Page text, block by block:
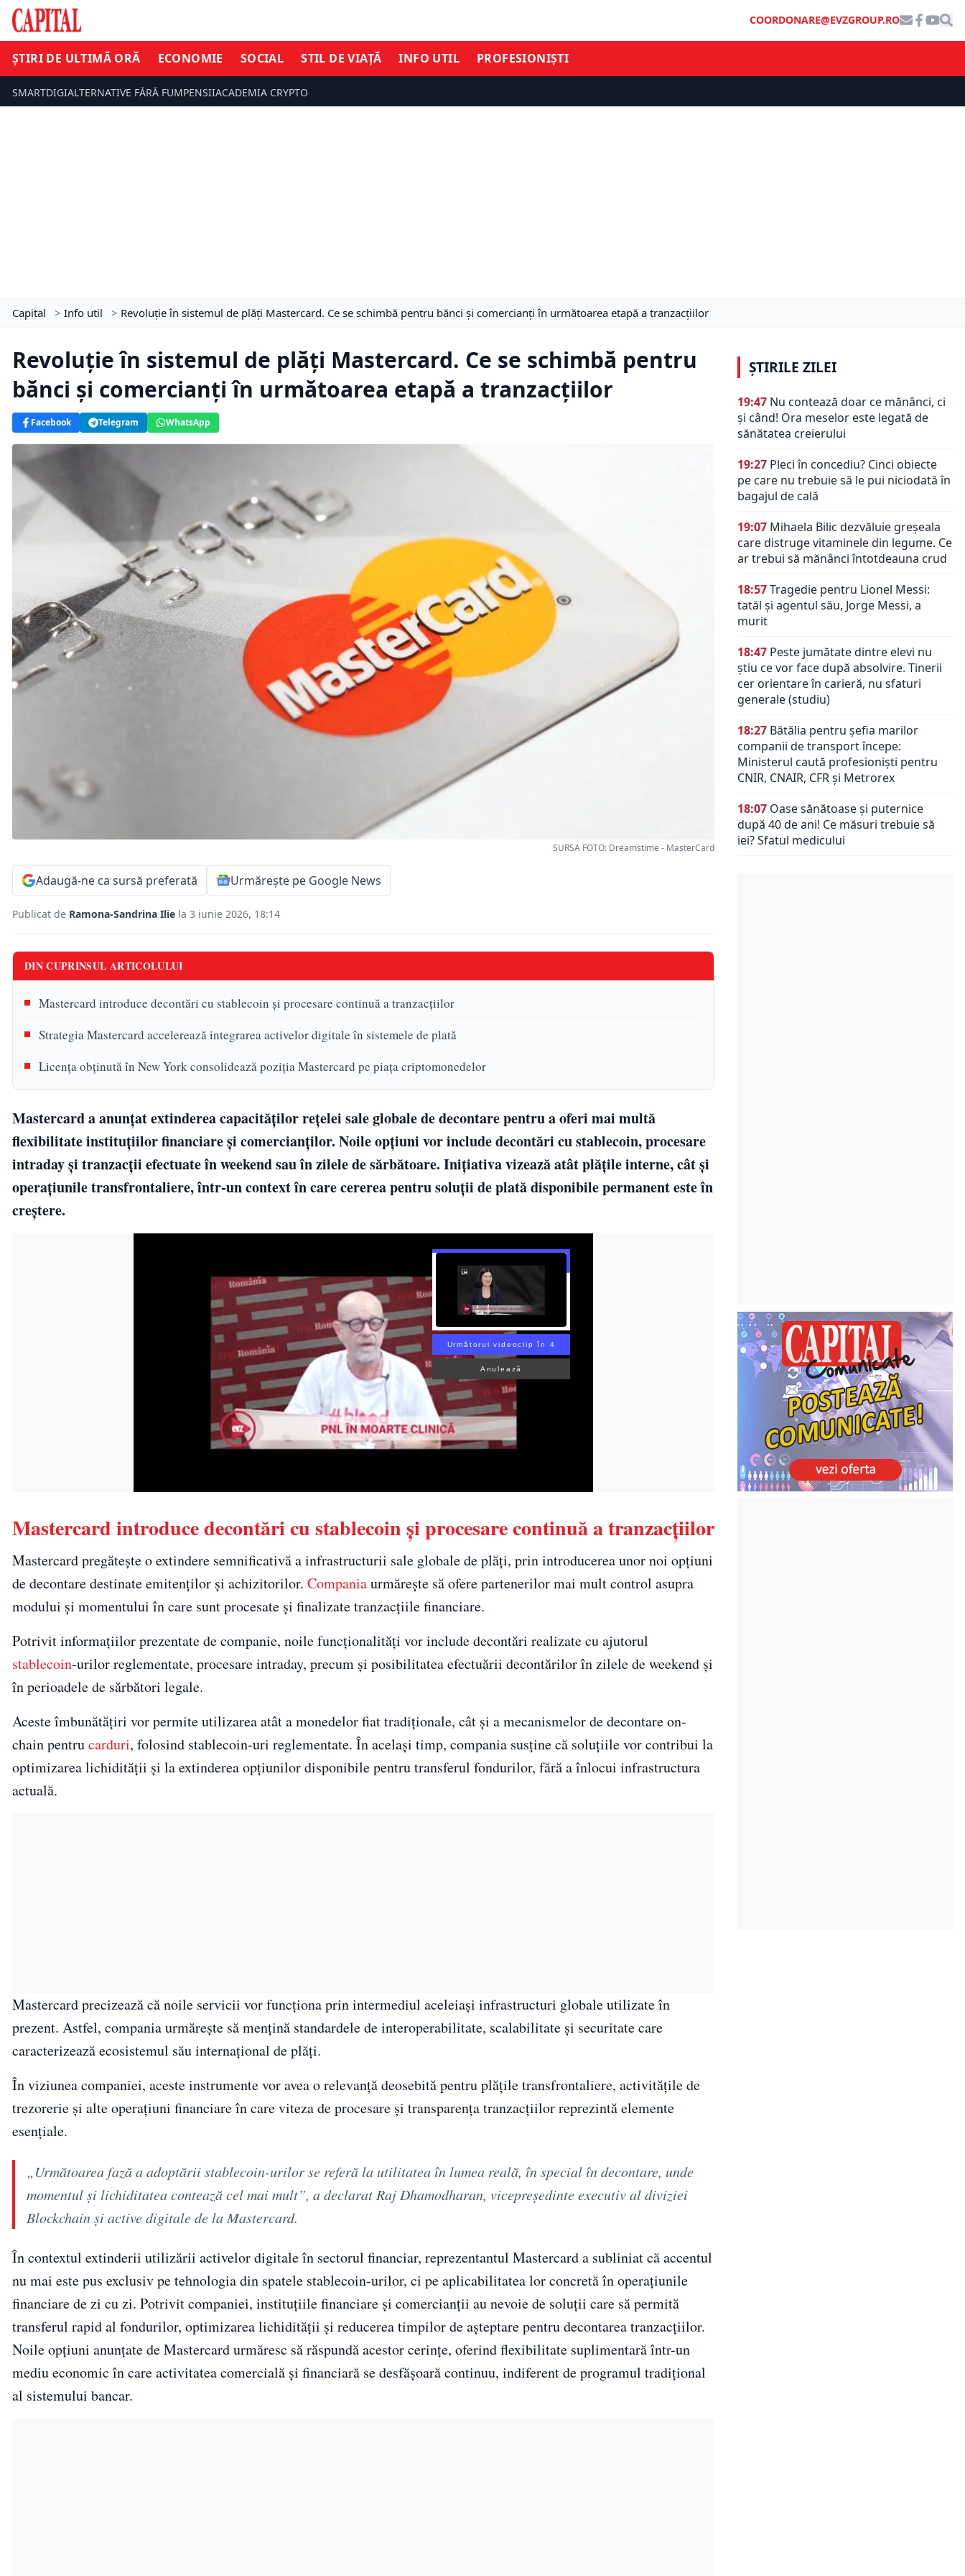
COORDONARE@EVZGROUP.RO
ȘTIRI DE ULTIMĂ ORĂ ECONOMIE SOCIAL STIL DE VIAȚĂ INFO UTIL PROFESIONIȘTI
SMARTDIGIALTERNATIVE FĂRĂ FUMPENSIIACADEMIA CRYPTO
Capital > Info util > Revoluție în sistemul de plăți Mastercard. Ce se schimbă pentru bănci și comercianți în următoarea etapă a tranzacțiilor
Revoluție în sistemul de plăți Mastercard. Ce se schimbă pentru
bănci și comercianți în următoarea etapă a tranzacțiilor
Facebook Telegram WhatsApp
SURSA FOTO: Dreamstime - MasterCard
Adaugă-ne ca sursă preferată Urmărește pe Google News
Publicat de Ramona-Sandrina Ilie la 3 iunie 2026, 18:14
DIN CUPRINSUL ARTICOLULUI
Mastercard introduce decontări cu stablecoin și procesare continuă a tranzacțiilor
Strategia Mastercard accelerează integrarea activelor digitale în sistemele de plată
Licența obținută în New York consolidează poziția Mastercard pe piața criptomonedelor
Mastercard a anunțat extinderea capacităților rețelei sale globale de decontare pentru a oferi mai multă
flexibilitate instituțiilor financiare și comercianților. Noile opțiuni vor include decontări cu stablecoin, procesare
intraday și tranzacții efectuate în weekend sau în zilele de sărbătoare. Inițiativa vizează atât plățile interne, cât și
operațiunile transfrontaliere, într-un context în care cererea pentru soluții de plată disponibile permanent este în
creștere.
Următorul videoclip în 3
Anulează
Mastercard introduce decontări cu stablecoin și procesare continuă a tranzacțiilor
Mastercard pregătește o extindere semnificativă a infrastructurii sale globale de plăți, prin introducerea unor noi opțiuni
de decontare destinate emitenților și achizitorilor. Companiaurmărește să ofere partenerilor mai mult control asupra
modului și momentului în care sunt procesate și finalizate tranzacțiile financiare.
Potrivit informațiilor prezentate de companie, noile funcționalități vor include decontări realizate cu ajutorul
stablecoin-urilor reglementate, procesare intraday, precum și posibilitatea efectuării decontărilor în zilele de weekend și
în perioadele de sărbători legale.
Aceste îmbunătățiri vor permite utilizarea atât a monedelor fiat tradiționale, cât și a mecanismelor de decontare on-
chain pentrucarduri, folosind stablecoin-uri reglementate. În același timp, compania susține că soluțiile vor contribui la
optimizarea lichidității și la extinderea opțiunilor disponibile pentru transferul fondurilor, fără a înlocui infrastructura
actuală.
Mastercard precizează că noile servicii vor funcționa prin intermediul aceleiași infrastructuri globale utilizate în
prezent. Astfel, compania urmărește să mențină standardele de interoperabilitate, scalabilitate și securitate care
caracterizează ecosistemul său internațional de plăți.
În viziunea companiei, aceste instrumente vor avea o relevanță deosebită pentru plățile transfrontaliere, activitățile de
trezorerie și alte operațiuni financiare în care viteza de procesare și transparența tranzacțiilor reprezintă elemente
esențiale.
„Următoarea fază a adoptării stablecoin-urilor se referă la utilitatea în lumea reală, în special în decontare, unde
momentul și lichiditatea contează cel mai mult”, a declarat Raj Dhamodharan, vicepreședinte executiv al diviziei
Blockchain și active digitale de la Mastercard.
În contextul extinderii utilizării activelor digitale în sectorul financiar, reprezentantul Mastercard a subliniat că accentul
nu mai este pus exclusiv pe tehnologia din spatele stablecoin-urilor, ci pe aplicabilitatea lor concretă în operațiunile
financiare de zi cu zi. Potrivit companiei, instituțiile financiare și comercianții au nevoie de soluții care să permită
transferul rapid al fondurilor, optimizarea lichidității și reducerea timpilor de așteptare pentru decontarea tranzacțiilor.
Noile opțiuni anunțate de Mastercard urmăresc să răspundă acestor cerințe, oferind flexibilitate suplimentară într-un
mediu economic în care activitatea comercială și financiară se desfășoară continuu, indiferent de programul tradițional
al sistemului bancar.
ȘTIRILE ZILEI
19:47 Nu contează doar ce mănânci, ci
și când! Ora meselor este legată de
sănătatea creierului
19:27 Pleci în concediu? Cinci obiecte
pe care nu trebuie să le pui niciodată în
bagajul de cală
19:07 Mihaela Bilic dezvăluie greșeala
care distruge vitaminele din legume. Ce
ar trebui să mănânci întotdeauna crud
18:57Tragedie pentru Lionel Messi:
tatăl și agentul său, Jorge Messi, a
murit
18:47 Peste jumătate dintre elevi nu
știu ce vor face după absolvire. Tinerii
cer orientare în carieră, nu sfaturi
generale (studiu)
18:27 Bătălia pentru șefia marilor
companii de transport începe:
Ministerul caută profesioniști pentru
CNIR, CNAIR, CFR și Metrorex
18:07 Oase sănătoase și puternice
după 40 de ani! Ce măsuri trebuie să
iei? Sfatul medicului